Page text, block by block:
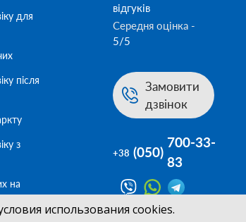
для
після
з
на
відгуків
Середня оцінка -
5/5
Замовити
дзвінок
+38 (050)
700-33-
83
использования cookies.